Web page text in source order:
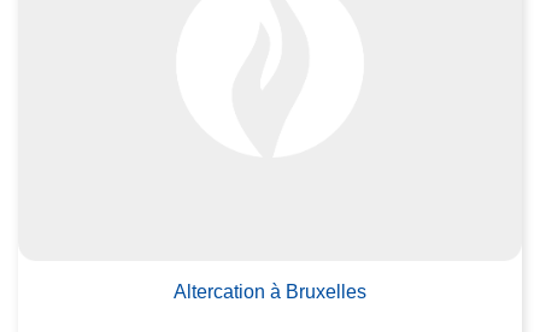
Altercation à Bruxelles